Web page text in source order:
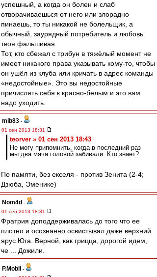
успешный, а когда он болен и слаб
отворачиваешься от него или злорадно
пинаешь, то ты никакой не болельщик, а
обычный, заурядный потребитель и любовь
твоя фальшивая.
Тот, кто сбежал с трибун в тяжёлый момент не
имеет никакого права указывать кому-то, чтобы
он ушёл из клуба или кричать в адрес команды
«недостойные». Это вы недостойные
причислять себя к красно-белым и это вам
надо уходить.
mib83 -
01 сен 2013 18:31
teorver » 01 сен 2013 18:43
Не могу припомнить, когда в последний раз
мы два мяча головой забивали. Кто знает?
По памяти, без екселя - против Зенита (2-4;
Дзюба, Эменике)
Nom4d -
01 сен 2013 18:31
Фратрия доподдерживалась до того что ее
плотно и осознанно освистывал даже верхний
ярус Юга. Верной, как грицца, дорогой идем,
че ... Дожили.
P.Mobil -